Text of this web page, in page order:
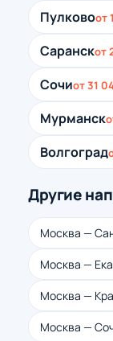
Пулковоот
Саранскот
Сочиот 31
Мурманск
Волгоград
Другие
Москва —
Москва —
Москва —
Москва —